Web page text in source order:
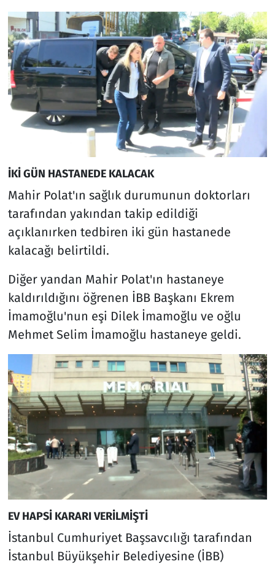
İKİ GÜN HASTANEDE KALACAK
Mahir Polat'ın sağlık durumunun doktorları
tarafından yakından takip edildiği
açıklanırken tedbiren iki gün hastanede
kalacağı belirtildi.
Diğer yandan Mahir Polat'ın hastaneye
kaldırıldığını öğrenen İBB Başkanı Ekrem
İmamoğlu'nun eşi Dilek İmamoğlu ve oğlu
Mehmet Selim İmamoğlu hastaneye geldi.
EV HAPSİ KARARI VERİLMİŞTİ
İstanbul Cumhuriyet Başsavcılığı tarafından
İstanbul Büyükşehir Belediyesine (İBB)